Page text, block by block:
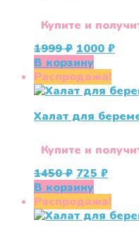
Купите и
1999₽
цена
составляла
1999 ₽.
1000 ₽
В корзину
Распродажа!
Халат для
Купите и
1450₽
цена
составляла
1450 ₽.
725 ₽
725 ₽.
В корзину
Распродажа!